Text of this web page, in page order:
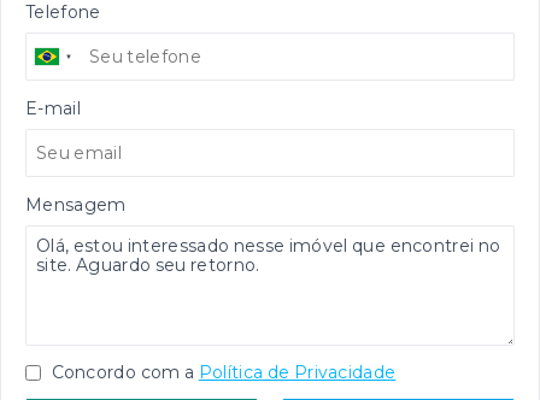
Telefone
E-mail
Mensagem
Concordo com a Política de Privacidade